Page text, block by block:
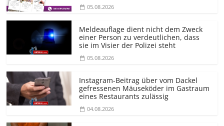
05.08.2026
Meldeauflage dient nicht dem Zweck
einer Person zu verdeutlichen, dass
sie im Visier der Polizei steht
05.08.2026
Instagram-Beitrag über vom Dackel
gefressenen Mäuseköder im Gastraum
eines Restaurants zulässig
04.08.2026